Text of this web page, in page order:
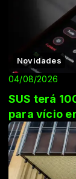
Novidades
04/08/2026
SUS terá
para vício